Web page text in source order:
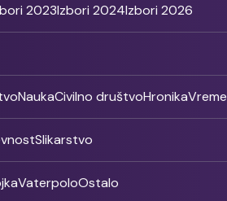
2023Izbori 2024Izbori 2026
NaukaCivilno društvoHronikaVreme
Slikarstvo
VaterpoloOstalo